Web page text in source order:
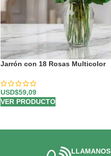
Jarrón con 18 Rosas Multicolor
USD$59,09
VER PRODUCTO
LLAMANOS